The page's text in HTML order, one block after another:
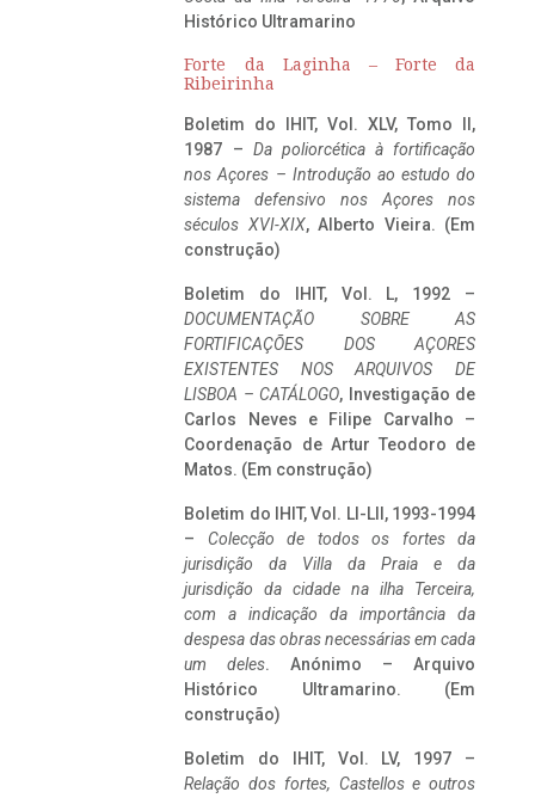
Histórico Ultramarino
Forte da Laginha – Forte da
Ribeirinha
Boletim do IHIT, Vol. XLV, Tomo II,
1987 – Da poliorcética à fortificação
nos Açores – Introdução ao estudo do
sistema defensivo nos Açores nos
séculos XVI-XIX, Alberto Vieira. (Em
construção)
Boletim do IHIT, Vol. L, 1992 –
DOCUMENTAÇÃO SOBRE AS
FORTIFICAÇÕES DOS AÇORES
EXISTENTES NOS ARQUIVOS DE
LISBOA – CATÁLOGO, Investigação de
Carlos Neves e Filipe Carvalho –
Coordenação de Artur Teodoro de
Matos. (Em construção)
Boletim do IHIT, Vol. LI-LII, 1993-1994
– Colecção de todos os fortes da
jurisdição da Villa da Praia e da
jurisdição da cidade na ilha Terceira,
com a indicação da importância da
despesa das obras necessárias em cada
um deles. Anónimo – Arquivo
Histórico Ultramarino. (Em
construção)
Boletim do IHIT, Vol. LV, 1997 –
Relação dos fortes, Castellos e outros